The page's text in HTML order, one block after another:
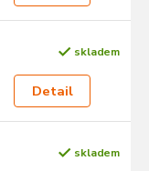
skladem
Detail
skladem